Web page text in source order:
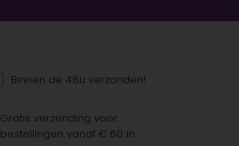
Binnen de 48u verzonden!
Gratis verzending voor
bestellingen vanaf € 60 in